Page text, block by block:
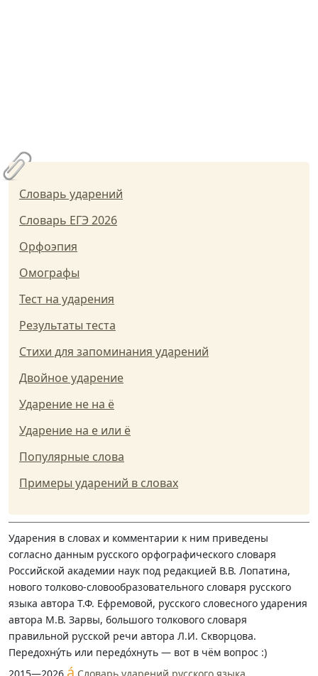
Словарь ударений
Словарь ЕГЭ 2026
Орфоэпия
Омографы
Тест на ударения
Результаты теста
Стихи для запоминания ударений
Двойное ударение
Ударение не на ё
Ударение на е или ё
Популярные слова
Примеры ударений в словах
Ударения в словах и комментарии к ним приведены
согласно данным русского орфографического словаря
Российской академии наук под редакцией В.В. Лопатина,
нового толково-словообразовательного словаря русского
языка автора Т.Ф. Ефремовой, русского словесного ударения
автора М.В. Зарвы, большого толкового словаря
правильной русской речи автора Л.И. Скворцова.
Передохну́ть или передо́хнуть — вот в чём вопрос :)
á